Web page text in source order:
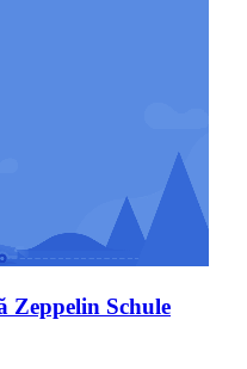
Zeppelin Schule